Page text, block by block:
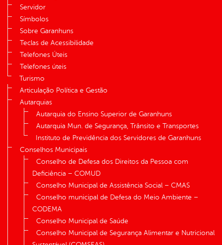
Servidor
Símbolos
Sobre Garanhuns
Teclas de Acessibilidade
Telefones Úteis
Telefones úteis
Turismo
Articulação Política e Gestão
Autarquias
Autarquia do Ensino Superior de Garanhuns
Autarquia Mun. de Segurança, Trânsito e Transportes
Instituto de Previdência dos Servidores de Garanhuns
Conselhos Municipais
Conselho de Defesa dos Direitos da Pessoa com
Deficiência – COMUD
Conselho Municipal de Assistência Social – CMAS
Conselho municipal de Defesa do Meio Ambiente –
CODEMA
Conselho Municipal de Saúde
Conselho Municipal de Segurança Alimentar e Nutricional